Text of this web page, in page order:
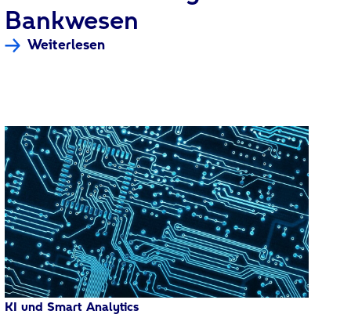
Bankwesen
Weiterlesen
KI und Smart Analytics